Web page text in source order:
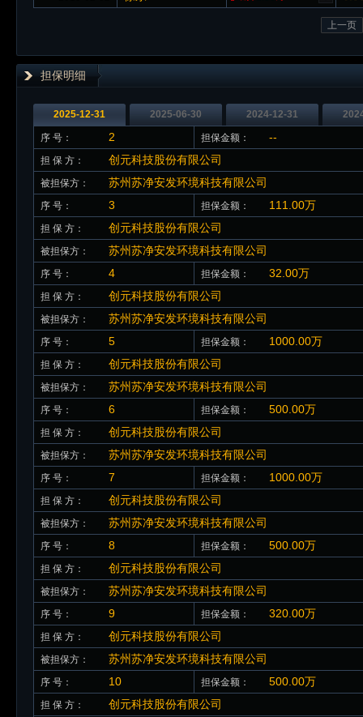
上一页
担保明细
2025-12-31 2025-06-30 2024-12-31
序 号： 2 担保金额： --
担 保 方： 创元科技股份有限公司
被担保方： 苏州苏净安发环境科技有限公司
序 号： 3 担保金额： 111.00万
担 保 方： 创元科技股份有限公司
被担保方： 苏州苏净安发环境科技有限公司
序 号： 4 担保金额： 32.00万
担 保 方： 创元科技股份有限公司
被担保方： 苏州苏净安发环境科技有限公司
序 号： 5 担保金额： 1000.00万
担 保 方： 创元科技股份有限公司
被担保方： 苏州苏净安发环境科技有限公司
序 号： 6 担保金额： 500.00万
担 保 方： 创元科技股份有限公司
被担保方： 苏州苏净安发环境科技有限公司
序 号： 7 担保金额： 1000.00万
担 保 方： 创元科技股份有限公司
被担保方： 苏州苏净安发环境科技有限公司
序 号： 8 担保金额： 500.00万
担 保 方： 创元科技股份有限公司
被担保方： 苏州苏净安发环境科技有限公司
序 号： 9 担保金额： 320.00万
担 保 方： 创元科技股份有限公司
被担保方： 苏州苏净安发环境科技有限公司
序 号： 10 担保金额： 500.00万
担 保 方： 创元科技股份有限公司